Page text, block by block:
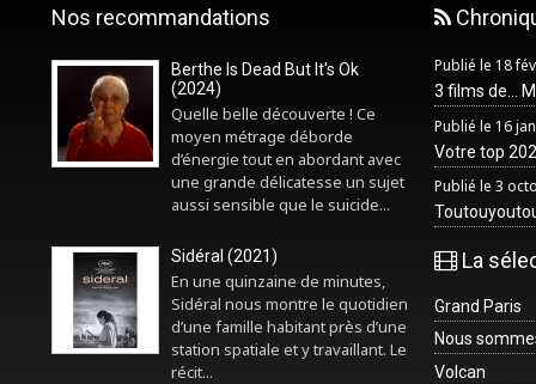
Nos recommandations
Berthe Is Dead But It's Ok
(2024)
Quelle belle découverte ! Ce
moyen métrage déborde
d’énergie tout en abordant avec
une grande délicatesse un sujet
aussi sensible que le suicide...
Sidéral (2021)
En une quinzaine de minutes,
Sidéral nous montre le quotidien
d’une famille habitant près d’une
station spatiale et y travaillant. Le
récit...
Publié le 18
3 films de...
Publié le 16
Votre top
Publié le 3
La
Grand Paris
Nous
Volcan